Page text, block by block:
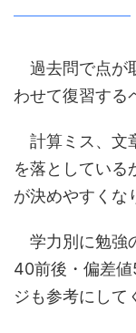
過去問で点が
わせて復習する
計算ミス、文
を落としている
が決めやすくな
学力別に勉強
40前後・偏差
ジも参考にして